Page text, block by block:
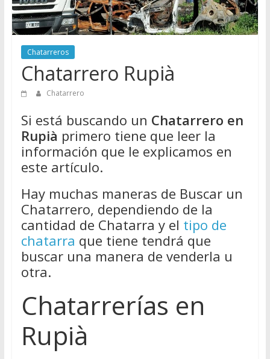
de
Chatarreros
para
vender
Chatarra
Chatarreros
Chatarrero Rupià
Chatarrero
Si está buscando un Chatarrero en
Rupià primero tiene que leer la
información que le explicamos en
este artículo.
Hay muchas maneras de Buscar un
Chatarrero, dependiendo de la
cantidad de Chatarra y el tipo de
chatarra que tiene tendrá que
buscar una manera de venderla u
otra.
Chatarrerías en
Rupià